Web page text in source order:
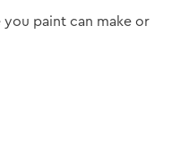
paint can make or